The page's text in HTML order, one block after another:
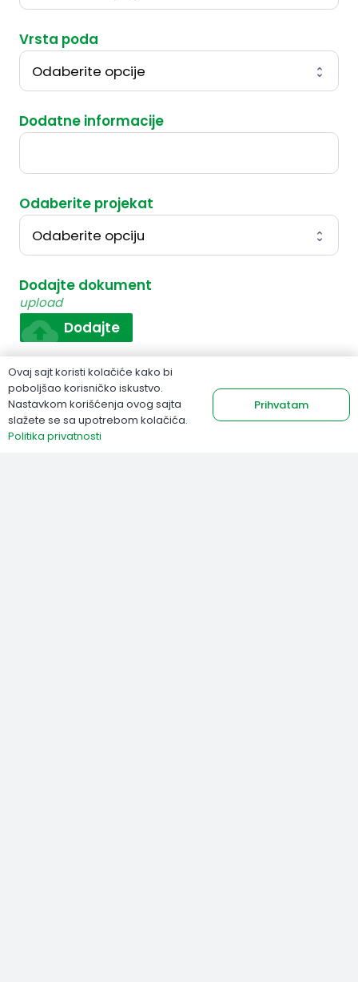
Vrsta poda
Dodatne informacije
Odaberite projekat
Dodajte dokument
upload
cloud_upload Dodajte
Pošaljite
Ovaj sajt koristi kolačiće kako bi
poboljšao korisničko iskustvo.
Nastavkom korišćenja ovog sajta
slažete se sa upotrebom kolačića.
Politika privatnosti
Prihvatam